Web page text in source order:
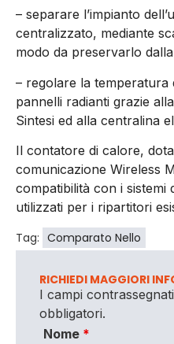
– separare l’impianto
centralizzato, mediante
modo da preservarlo
– regolare la temperatura
pannelli radianti grazie
Sintesi ed alla centralina
Il contatore di calore,
comunicazione Wireless
compatibilità con i sistemi
utilizzati per i ripartitori
Tag: Comparato Nello
RICHIEDI MAGGIORI
I campi
obbligatori.
Nome *